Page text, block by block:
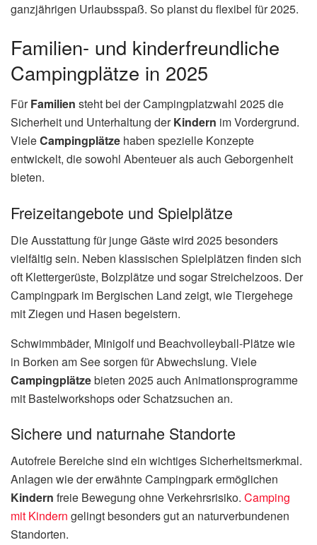
ganzjährigen Urlaubsspaß. So planst du flexibel für 2025.
Familien- und kinderfreundliche
Campingplätze in 2025
FürFamilien steht bei der Campingplatzwahl 2025 die
Sicherheit und Unterhaltung derKindern im Vordergrund.
VieleCampingplätze haben spezielle Konzepte
entwickelt, die sowohl Abenteuer als auch Geborgenheit
bieten.
Freizeitangebote und Spielplätze
Die Ausstattung für junge Gäste wird 2025 besonders
vielfältig sein. Neben klassischen Spielplätzen finden sich
oft Klettergerüste, Bolzplätze und sogar Streichelzoos. Der
Campingpark im Bergischen Land zeigt, wie Tiergehege
mit Ziegen und Hasen begeistern.
Schwimmbäder, Minigolf und Beachvolleyball-Plätze wie
in Borken am See sorgen für Abwechslung. Viele
Campingplätzebieten 2025 auch Animationsprogramme
mit Bastelworkshops oder Schatzsuchen an.
Sichere und naturnahe Standorte
Autofreie Bereiche sind ein wichtiges Sicherheitsmerkmal.
Anlagen wie der erwähnte Campingpark ermöglichen
Kindern freie Bewegung ohne Verkehrsrisiko. Camping
mit Kindern gelingt besonders gut an naturverbundenen
Standorten.